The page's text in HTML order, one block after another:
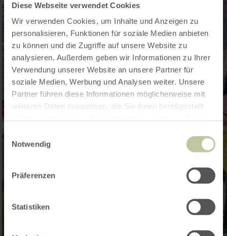
Diese Webseite verwendet Cookies
Wir verwenden Cookies, um Inhalte und Anzeigen zu
personalisieren, Funktionen für soziale Medien anbieten
zu können und die Zugriffe auf unsere Website zu
analysieren. Außerdem geben wir Informationen zu Ihrer
Verwendung unserer Website an unsere Partner für
soziale Medien, Werbung und Analysen weiter. Unsere
Partner führen diese Informationen möglicherweise mit
weiteren Daten zusammen, die Sie ihnen bereitgestellt
Einwilligungsauswahl
Notwendig
Präferenzen
Statistiken